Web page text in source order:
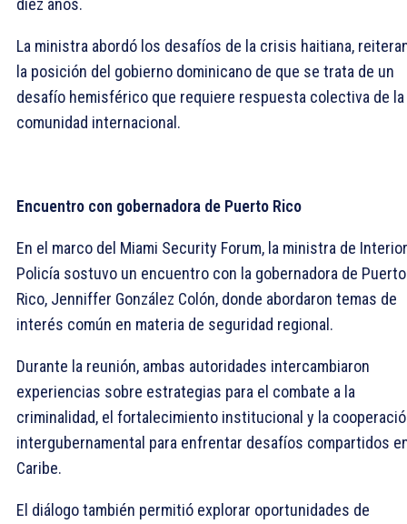
La ministra abordó los desafíos de la crisis haitiana,
la posición del gobierno dominicano de que se trata de un
desafío hemisférico que requiere respuesta colectiva de la
comunidad internacional.
Encuentro con gobernadora de Puerto Rico
En el marco del Miami Security Forum, la ministra de
Policía sostuvo un encuentro con la gobernadora de Puerto
Rico, Jenniffer González Colón, donde abordaron temas de
interés común en materia de seguridad regional.
Durante la reunión, ambas autoridades intercambiaron
experiencias sobre estrategias para el combate a la
criminalidad, el fortalecimiento institucional y la
intergubernamental para enfrentar desafíos compartidos
Caribe.
El diálogo también permitió explorar oportunidades de